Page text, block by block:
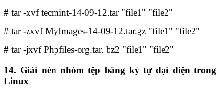
# tar -xvf tecmint-14-09-12.tar "file1" "file2"
# tar -zxvf MyImages-14-09-12.tar.gz "file1" "file2"
# tar -jxvf Phpfiles-org.tar. bz2 "file1" "file2"
14. Giải nén nhóm tệp bằng ký tự đại diện trong
Linux